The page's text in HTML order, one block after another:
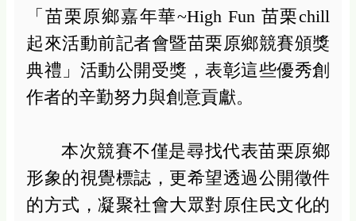
「苗栗原鄉嘉年華~High Fun 苗栗chill
起來活動前記者會暨苗栗原鄉競賽頒獎
典禮」活動公開受獎，表彰這些優秀創
作者的辛勤努力與創意貢獻。
本次競賽不僅是尋找代表苗栗原鄉
形象的視覺標誌，更希望透過公開徵件
的方式，凝聚社會大眾對原住民文化的